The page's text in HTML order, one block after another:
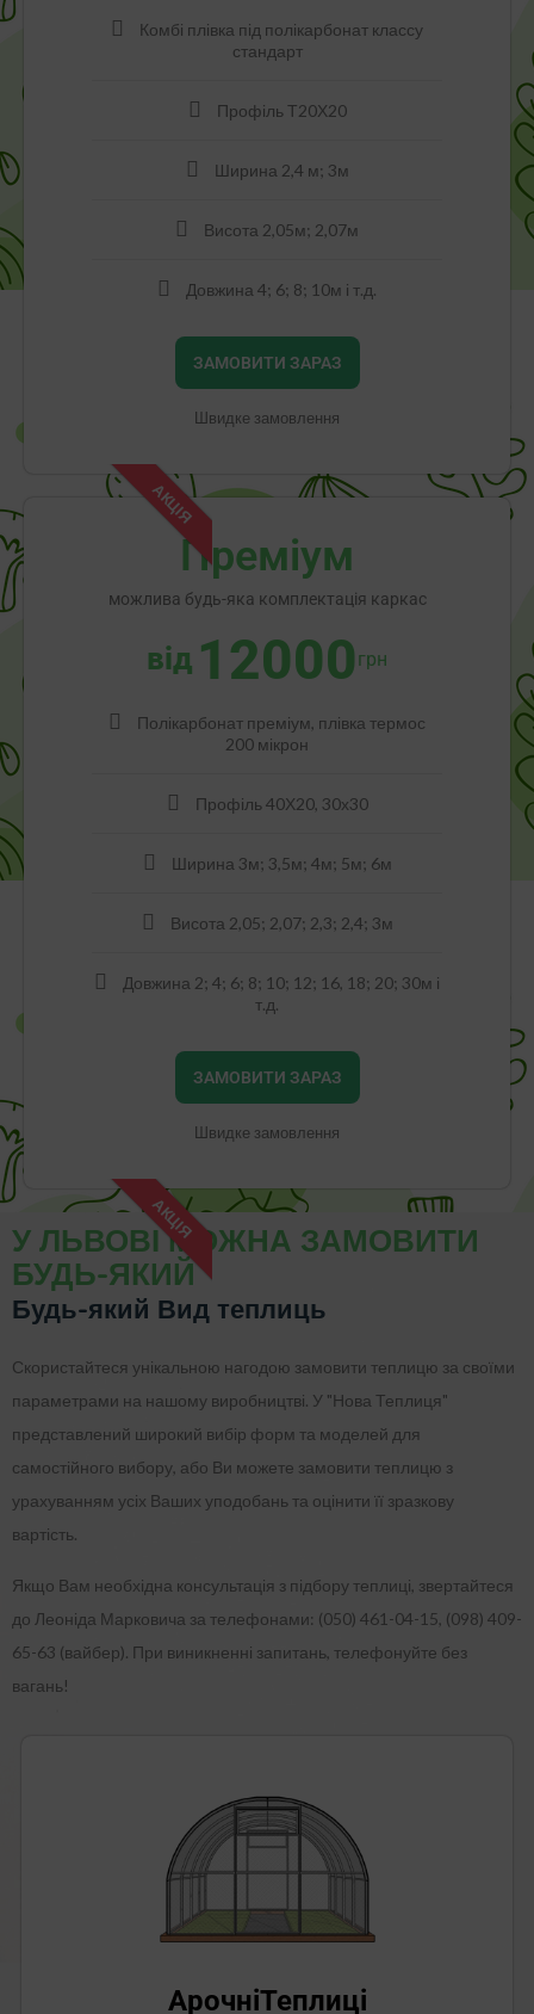
Комбі плівка під полікарбонат классу
стандарт
Профіль Т20Х20
Ширина 2,4 м; 3м
Висота 2,05м; 2,07м
Довжина 4; 6; 8; 10м і т.д.
ЗАМОВИТИ ЗАРАЗ
Швидке замовлення
АКЦІЯ
Преміум
можлива будь-яка комплектація каркас
від 12000 грн
Полікарбонат преміум, плівка термос
200 мікрон
Профіль 40Х20, 30х30
Ширина 3м; 3,5м; 4м; 5м; 6м
Висота 2,05; 2,07; 2,3; 2,4; 3м
Довжина 2; 4; 6; 8; 10; 12; 16, 18; 20; 30м і
т.д.
ЗАМОВИТИ ЗАРАЗ
Швидке замовлення
АКЦІЯ
У ЛЬВОВІ МОЖНА ЗАМОВИТИ
БУДЬ-ЯКИЙ
Будь-який Вид теплиць
Скористайтеся унікальною нагодою замовити теплицю за своїми
параметрами на нашому виробництві. У "Нова Теплиця"
представлений широкий вибір форм та моделей для
самостійного вибору, або Ви можете замовити теплицю з
урахуванням усіх Ваших уподобань та оцінити її зразкову
вартість.
Якщо Вам необхідна консультація з підбору теплиці, звертайтеся
до Леоніда Марковича за телефонами: (050) 461-04-15, (098) 409-
65-63 (вайбер). При виникненні запитань, телефонуйте без
вагань!
АрочніТеплиці